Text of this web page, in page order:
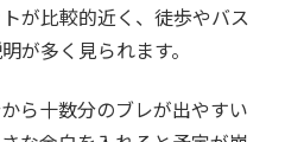
が比較的近く、徒歩やバス
が多く見られます。
ら十数分のブレが出やすい